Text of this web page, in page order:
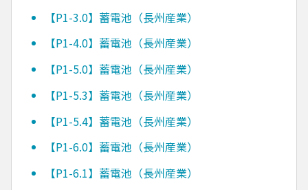
【P1-3.0】蓄電池（長州産業）
【P1-4.0】蓄電池（長州産業）
【P1-5.0】蓄電池（長州産業）
【P1-5.3】蓄電池（長州産業）
【P1-5.4】蓄電池（長州産業）
【P1-6.0】蓄電池（長州産業）
【P1-6.1】蓄電池（長州産業）